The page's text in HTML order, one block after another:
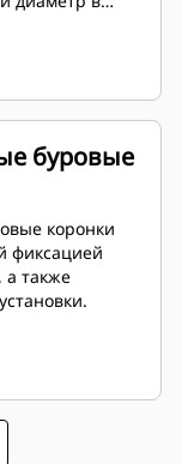
или
буровые
коронки
фиксацией
а также